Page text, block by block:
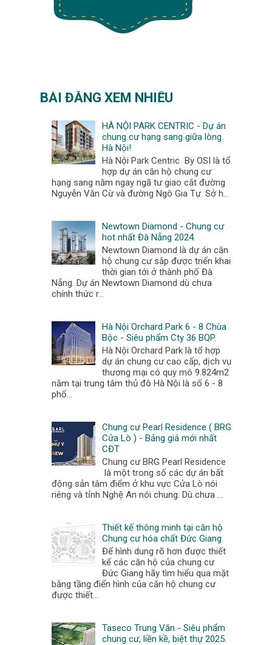
BÀI ĐĂNG XEM NHIỀU
HÀ NỘI PARK CENTRIC - Dự án
chung cư hạng sang giữa lòng
Hà Nội!
Hà Nội Park Centric By OSI là tổ
hợp dự án căn hộ chung cư
hạng sang nằm ngay ngã tư giao cắt đường
Nguyễn Văn Cừ và đường Ngô Gia Tự. Sở h...
Newtown Diamond - Chung cư
hot nhất Đà Nẵng 2024.
Newtown Diamond là dự án căn
hộ chung cư sắp được triển khai
thời gian tới ở thành phố Đà
Nẵng. Dự án Newtown Diamond dù chưa
chính thức r...
Hà Nội Orchard Park 6 - 8 Chùa
Bộc - Siêu phẩm Cty 36 BQP.
Hà Nội Orchard Park là tổ hợp
dự án chung cư cao cấp, dịch vụ
thương mại có quy mô 9.824m2
nằm tại trung tâm thủ đô Hà Nội là số 6 - 8
phố...
Chung cư Pearl Residence ( BRG
Cửa Lò ) - Bảng giá mới nhất
CĐT
Chung cư BRG Pearl Residence
là một trong số các dự án bất
động sản tâm điểm ở khu vực Cửa Lò nói
riêng và tỉnh Nghệ An nói chung. Dù chưa ...
Thiết kế thông minh tại căn hộ
Chung cư hóa chất Đức Giang
Để hình dung rõ hơn được thiết
kế các căn hộ của chung cư
Đức Giang hãy tìm hiểu qua mặt
bằng tầng điển hình của căn hộ chung cư
được thiết...
Taseco Trung Văn - Siêu phẩm
chung cư, liền kề, biệt thự 2025.